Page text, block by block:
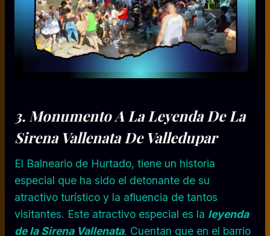
3. Monumento A La Leyenda De La
Sirena Vallenata De Valledupar
El Balneario de Hurtado, tiene un historia
especial que ha sido el detonante de su
atractivo turístico y la afluencia de tantos
visitantes. Este atractivo especial es la leyenda
de la Sirena Vallenata. Cuentan que en el barrio